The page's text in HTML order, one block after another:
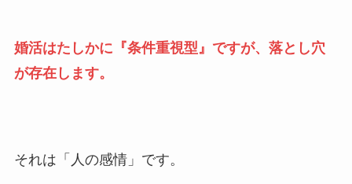
婚活はたしかに『条件重視型』ですが、落とし穴
が存在します。
それは「人の感情」です。